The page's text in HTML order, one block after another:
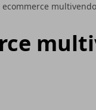
ecommerce